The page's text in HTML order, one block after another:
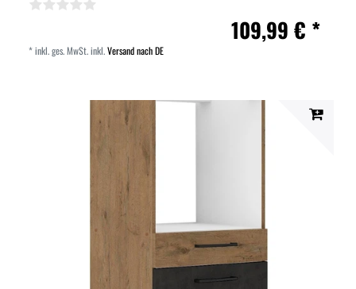
109,99 € *
*inkl. ges. MwSt.inkl.Versand nach DE